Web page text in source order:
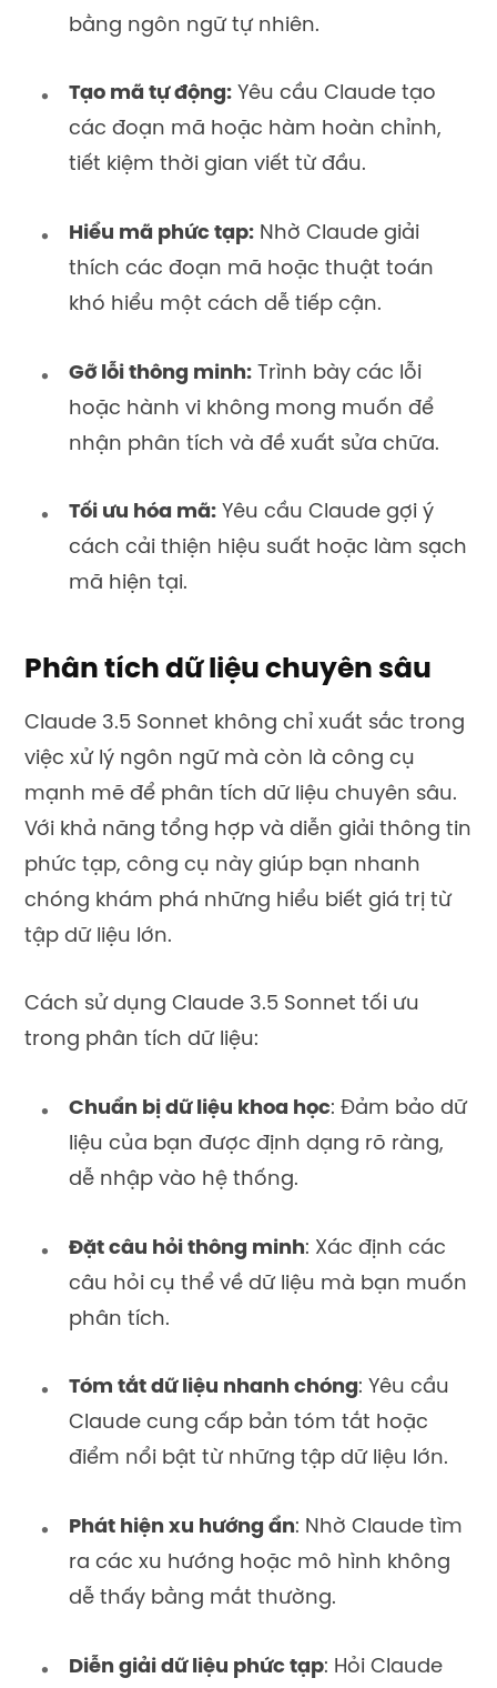
bằng ngôn ngữ tự nhiên.
Tạo mã tự động: Yêu cầu Claude tạo
các đoạn mã hoặc hàm hoàn chỉnh,
tiết kiệm thời gian viết từ đầu.
Hiểu mã phức tạp: Nhờ Claude giải
thích các đoạn mã hoặc thuật toán
khó hiểu một cách dễ tiếp cận.
Gỡ lỗi thông minh: Trình bày các lỗi
hoặc hành vi không mong muốn để
nhận phân tích và đề xuất sửa chữa.
Tối ưu hóa mã: Yêu cầu Claude gợi ý
cách cải thiện hiệu suất hoặc làm sạch
mã hiện tại.
Phân tích dữ liệu chuyên sâu
Claude 3.5 Sonnet không chỉ xuất sắc trong
việc xử lý ngôn ngữ mà còn là công cụ
mạnh mẽ để phân tích dữ liệu chuyên sâu.
Với khả năng tổng hợp và diễn giải thông tin
phức tạp, công cụ này giúp bạn nhanh
chóng khám phá những hiểu biết giá trị từ
tập dữ liệu lớn.
Cách sử dụng Claude 3.5 Sonnet tối ưu
trong phân tích dữ liệu:
Chuẩn bị dữ liệu khoa học: Đảm bảo dữ
liệu của bạn được định dạng rõ ràng,
dễ nhập vào hệ thống.
Đặt câu hỏi thông minh: Xác định các
câu hỏi cụ thể về dữ liệu mà bạn muốn
phân tích.
Tóm tắt dữ liệu nhanh chóng: Yêu cầu
Claude cung cấp bản tóm tắt hoặc
điểm nổi bật từ những tập dữ liệu lớn.
Phát hiện xu hướng ẩn: Nhờ Claude tìm
ra các xu hướng hoặc mô hình không
dễ thấy bằng mắt thường.
Diễn giải dữ liệu phức tạp: Hỏi Claude